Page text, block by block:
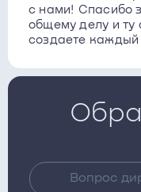
с нами! Спасибо
общему делу и ту
создаете каждый
Вопрос